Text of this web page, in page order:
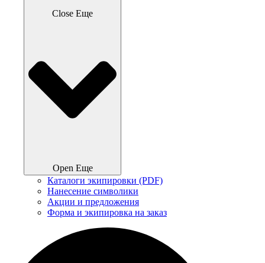
Close Еще
Open Еще
Каталоги экипировки (PDF)
Нанесение символики
Акции и предложения
Форма и экипировка на заказ